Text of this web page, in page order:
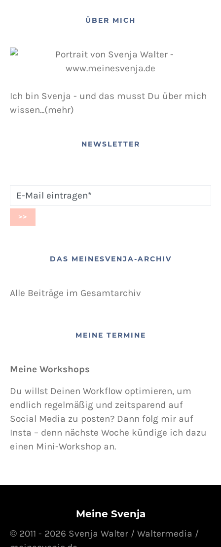
POSTED ON
ÜBER MICH
Ich bin Svenja - und das musst Du über mich
wissen...(mehr)
NEWSLETTER
DAS MEINESVENJA-ARCHIV
Alle Beiträge im Gesamtarchiv
MEINE TERMINE
Meine Workshops
Du willst Deinen Workflow optimieren, um
endlich regelmäßig und zeitsparend auf
Social Media zu posten? Dann folg mir auf
Insta – denn nächste Woche kündige ich dazu
einen Mini-Workshop an.
Meine Svenja
© 2011 - 2026 Svenja Walter / Waltermedia /